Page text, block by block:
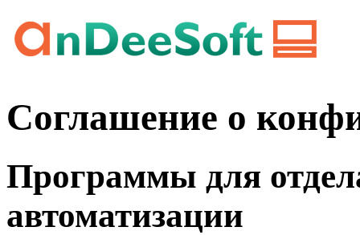
Соглашение о
Программы для
автоматизации